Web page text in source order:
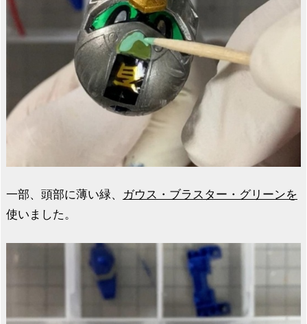
一部、頭部に薄い緑、 ガウス・ブラスター・グリーンを
使いました。